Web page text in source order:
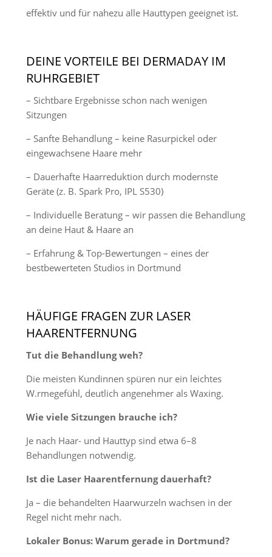
effektiv und für nahezu alle Hauttypen geeignet ist.
DEINE VORTEILE BEI DERMADAY IM
RUHRGEBIET
– Sichtbare Ergebnisse schon nach wenigen
Sitzungen
– Sanfte Behandlung – keine Rasurpickel oder
eingewachsene Haare mehr
– Dauerhafte Haarreduktion durch modernste
Geräte (z. B. Spark Pro, IPL S530)
– Individuelle Beratung – wir passen die Behandlung
an deine Haut & Haare an
– Erfahrung & Top-Bewertungen – eines der
bestbewerteten Studios in Dortmund
HÄUFIGE FRAGEN ZUR LASER
HAARENTFERNUNG
Tut die Behandlung weh?
Die meisten Kundinnen spüren nur ein leichtes
W.rmegefühl, deutlich angenehmer als Waxing.
Wie viele Sitzungen brauche ich?
Je nach Haar- und Hauttyp sind etwa 6–8
Behandlungen notwendig.
Ist die Laser Haarentfernung dauerhaft?
Ja – die behandelten Haarwurzeln wachsen in der
Regel nicht mehr nach.
Lokaler Bonus: Warum gerade in Dortmund?